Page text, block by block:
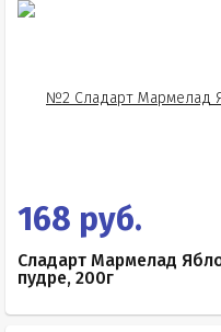
168 руб.
Сладарт Мармелад
пудре, 200г